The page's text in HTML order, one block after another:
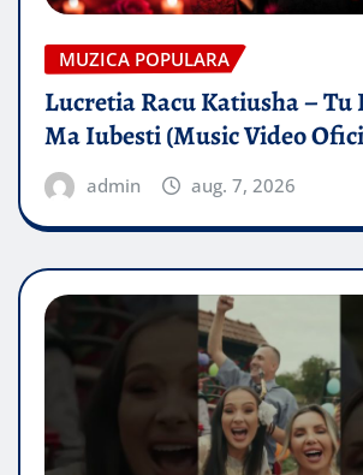
MUZICA POPULARA
Lucretia Racu Katiusha – Tu
Ma Iubesti (Music Video
admin aug. 7, 2026